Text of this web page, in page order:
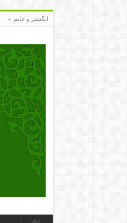
انگشتر و خاتم